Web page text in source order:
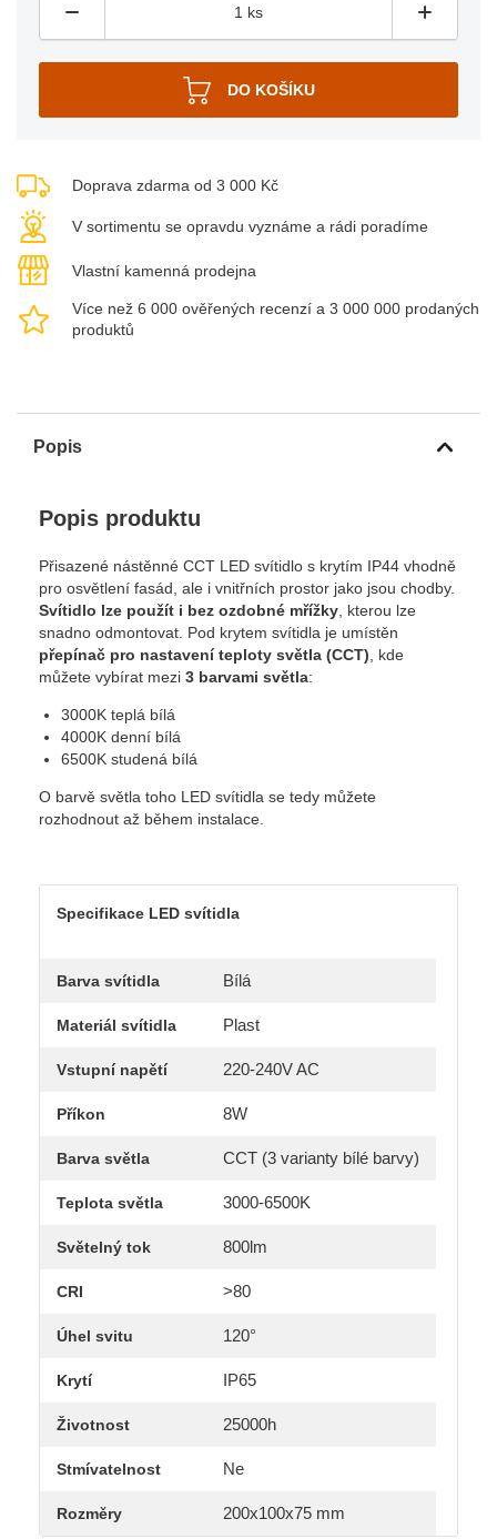
Doprava zdarma od 3 000 Kč
V sortimentu se opravdu vyznáme a rádi poradíme
Vlastní kamenná prodejna
Více než 6 000 ověřených recenzí a 3 000 000 prodaných
produktů
Popis
Popis produktu
Přisazené nástěnné CCT LED svítidlo s krytím IP44 vhodně
pro osvětlení fasád, ale i vnitřních prostor jako jsou chodby.
Svítidlo lze použít i bez ozdobné mřížky , kterou lze
snadno odmontovat. Pod krytem svítidla je umístěn
přepínač pro nastavení teploty světla (CCT) , kde
můžete vybírat mezi 3 barvami světla:
3000K teplá bílá
4000K denní bílá
6500K studená bílá
O barvě světla toho LED svítidla se tedy můžete
rozhodnout až během instalace.
Specifikace LED svítidla
Barva svítidla Bílá
Materiál svítidla Plast
Vstupní napětí 220-240V AC
Příkon 8W
Barva světla CCT (3 varianty bílé barvy)
Teplota světla 3000-6500K
Světelný tok 800lm
CRI >80
Úhel svitu 120°
Krytí IP65
Životnost 25000h
Stmívatelnost Ne
Rozměry 200x100x75 mm